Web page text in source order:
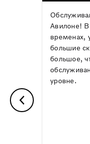
Авилоне! В
временах,
большие
большое,
уровне.